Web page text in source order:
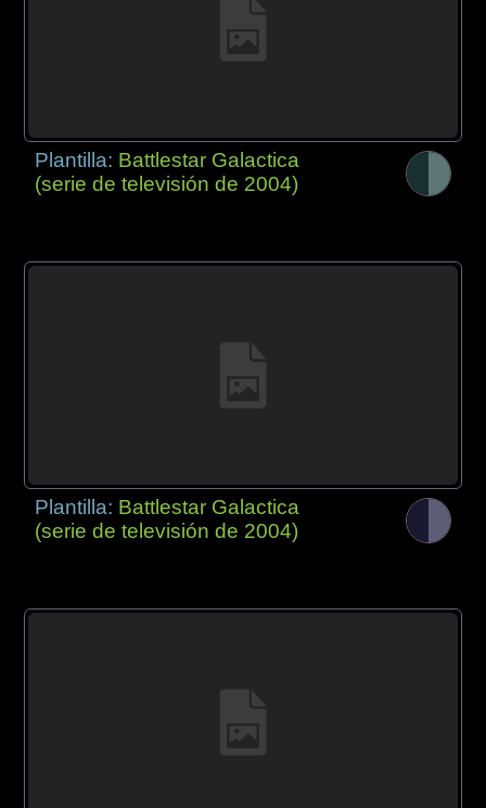
Plantilla: Battlestar Galactica
(serie de televisión de 2004)
Plantilla: Battlestar Galactica
(serie de televisión de 2004)